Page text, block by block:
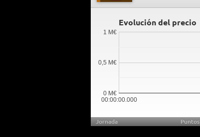
Evolución del precio
00:00:00.000
0 M€
0,5 M€
1 M€
Jornada Puntos